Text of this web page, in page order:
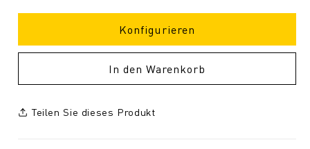
Konfigurieren
In den Warenkorb
Teilen Sie dieses Produkt